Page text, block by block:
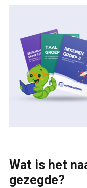
Wat is het
gezegde?